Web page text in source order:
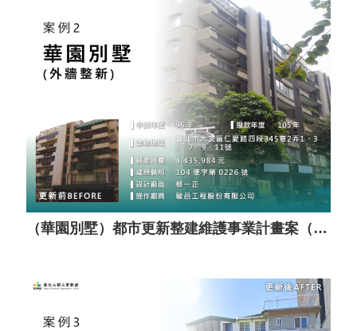
（華園別墅）都市更新整建維護事業計畫案（套餐A）